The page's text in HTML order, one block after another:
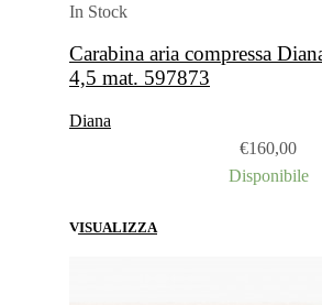
In Stock
Carabina aria compressa
4,5 mat. 597873
Diana
€160,00
Disponibile
VISUALIZZA